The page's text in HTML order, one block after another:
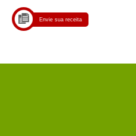
Envie sua receita